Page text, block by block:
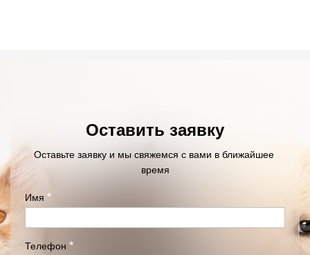
Оставить заявку
Оставьте заявку и мы свяжемся с вами в ближайшее
время
Имя
Телефон